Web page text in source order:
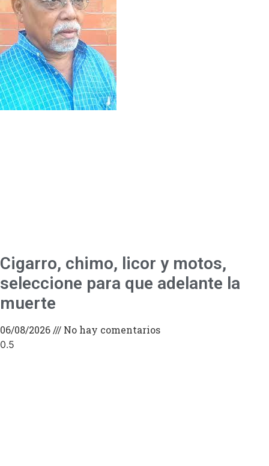
Cigarro, chimo, licor y motos,
seleccione para que adelante la
muerte
06/08/2026 No hay comentarios